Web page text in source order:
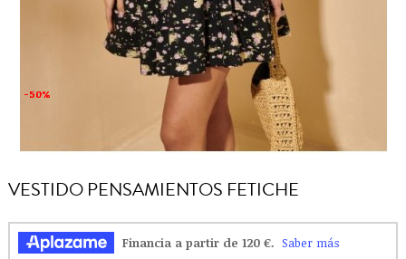
-50%
-50%
VESTIDO PENSAMIENTOS FETICHE